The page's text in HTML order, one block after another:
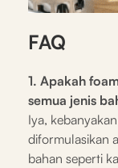
FAQ
1. Apakah
semua jenis
Iya,
diformulasikan
bahan seperti